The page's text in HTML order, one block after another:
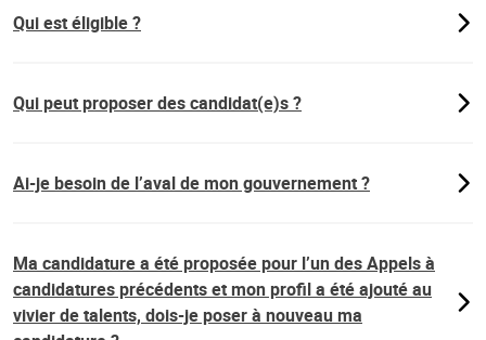
Qui est éligible ?
Qui peut proposer des candidat(e)s ?
Ai-je besoin de l’aval de mon gouvernement ?
Ma candidature a été proposée pour l’un des Appels à
candidatures précédents et mon profil a été ajouté au
vivier de talents, dois-je poser à nouveau ma